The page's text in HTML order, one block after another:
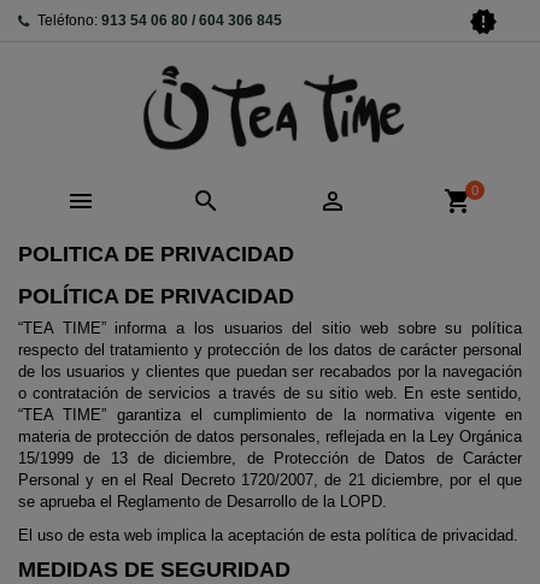
Teléfono: 913 54 06 80 / 604 306 845 new_releases
   shopping_cart0
POLITICA DE PRIVACIDAD
POLÍTICA DE PRIVACIDAD
“TEA TIME” informa a los usuarios del sitio web sobre su política
respecto del tratamiento y protección de los datos de carácter personal
de los usuarios y clientes que puedan ser recabados por la navegación
o contratación de servicios a través de su sitio web. En este sentido,
“TEA TIME” garantiza el cumplimiento de la normativa vigente en
materia de protección de datos personales, reflejada en la Ley Orgánica
15/1999 de 13 de diciembre, de Protección de Datos de Carácter
Personal y en el Real Decreto 1720/2007, de 21 diciembre, por el que
se aprueba el Reglamento de Desarrollo de la LOPD.
El uso de esta web implica la aceptación de esta política de privacidad.
MEDIDAS DE SEGURIDAD